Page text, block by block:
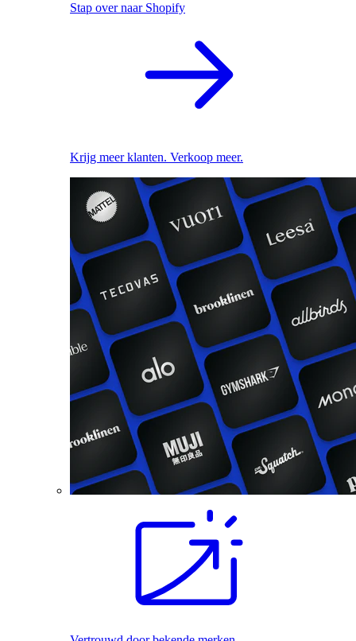
Stap over naar Shopify
Krijg meer klanten. Verkoop meer.